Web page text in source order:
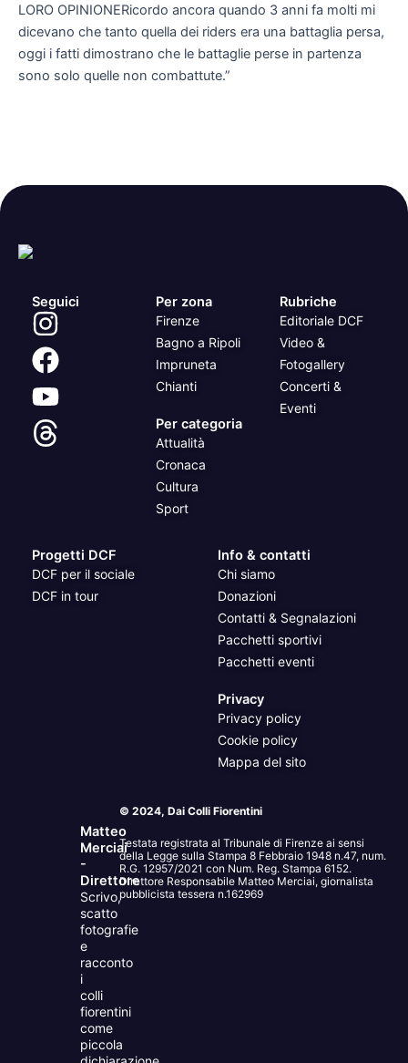
LORO OPINIONERicordo ancora quando 3 anni fa molti mi
dicevano che tanto quella dei riders era una battaglia persa,
oggi i fatti dimostrano che le battaglie perse in partenza
sono solo quelle non combattute.”
Seguici Per zona
Firenze
Bagno a Ripoli
Impruneta
Chianti
Per categoria
Attualità
Cronaca
Cultura
Sport
Rubriche
Editoriale DCF
Video &
Fotogallery
Concerti &
Eventi
Progetti DCF
DCF per il sociale
DCF in tour
Info & contatti
Chi siamo
Donazioni
Contatti & Segnalazioni
Pacchetti sportivi
Pacchetti eventi
Privacy
Privacy policy
Cookie policy
Mappa del sito
Matteo
Merciai
-
Direttore
Scrivo,
scatto
fotografie
e
racconto
i
colli
fiorentini
come
piccola
© 2024, Dai Colli Fiorentini
Testata registrata al Tribunale di Firenze ai sensi
della Legge sulla Stampa 8 Febbraio 1948 n.47, num.
R.G. 12957/2021 con Num. Reg. Stampa 6152.
Direttore Responsabile Matteo Merciai, giornalista
pubblicista tessera n.162969